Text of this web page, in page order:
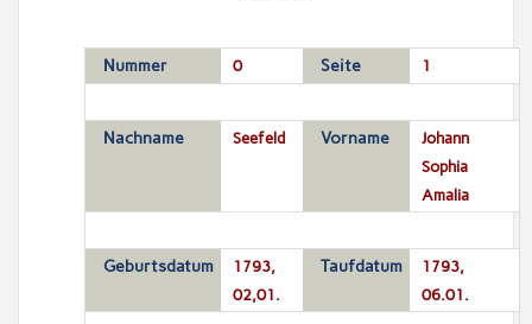
Nummer 0 Seite 1
Nachname Seefeld Vorname
Johann
Sophia
Amalia
Geburtsdatum
1793,
02,01.
Taufdatum
1793,
06.01.